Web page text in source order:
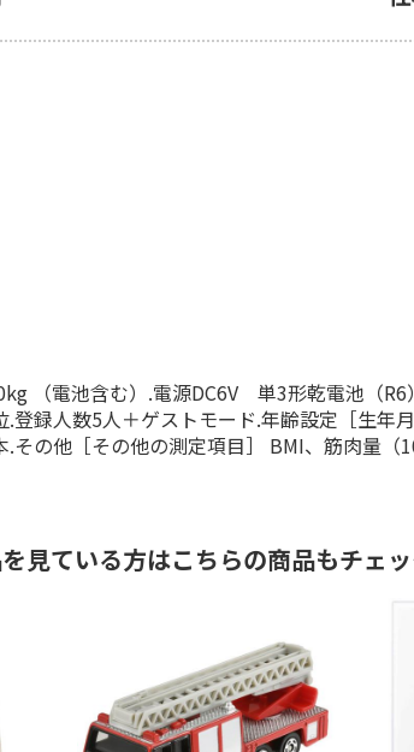
電池含む）.電源DC6V 単3形乾電池（
録人数5人＋ゲストモード.年齢設定［生
その他［その他の測定項目］ BMI、筋肉量
見ている方はこちらの商品もチェ